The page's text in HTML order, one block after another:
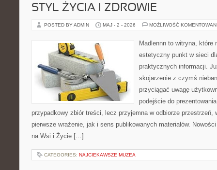
STYL ŻYCIA I ZDROWIE
POSTED BY ADMIN MAJ - 2 - 2026 MOŻLIWOŚĆ
Madlennn to witryna, które
estetyczny punkt w sieci
praktycznych informacji.
skojarzenie z czymś
przyciągać uwagę
podejście do
przypadkowy zbiór treści, lecz przyjemna w odbiorze przestrzeń,
pierwsze wrażenie, jak i sens publikowanych materiałów.
na Wsi i Życie […]
CATEGORIES: NAJCIEKAWSZE MUZEA